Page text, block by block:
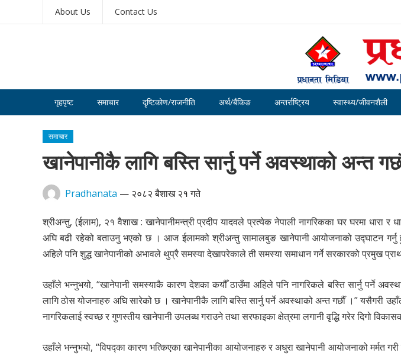
About Us Contact Us
गृहपृष्ट समाचार दृष्टिकोण/राजनीति अर्थ/बैंकिङ अन्तर्राष्ट्रिय स्वास्थ्य/जीवनशैली
समाचार
खानेपानीकै लागि बस्ति सार्नु पर्ने अवस्थाको अन्त
Pradhanata — २०८२ बैशाख २१ गते
श्रीअन्तु, (ईलाम), २१ वैशाख : खानेपानीमन्त्री प्रदीप यादवले प्रत्येक नेपाली नागरिकका घर घरमा धारा र
अघि बढी रहेको बताउनु भएको छ । आज ईलामको श्रीअन्तु सामालबुङ खानेपानी आयोजनाको उद्घाटन गर्नु
अहिले पनि शुद्ध खानेपानीको अभावले थुप्रै समस्या देखापरेकाले ती समस्या समाधान गर्ने सरकारको प्रमुख
उहाँले भन्नुभयो, “खानेपानी समस्याकै कारण देशका कयौँ ठाउँमा अहिले पनि नागरिकले बस्ति सार्नु पर्ने
लागि ठोस योजनाहरु अघि सारेको छ । खानेपानीकै लागि बस्ति सार्नु पर्ने अवस्थाको अन्त गर्छौँ ।” यसैगरी
नागरिकलाई स्वच्छ र गुणस्तीय खानेपानी उपलब्ध गराउने तथा सरफाइका क्षेत्रमा लगानी वृद्धि गरेर दिगो
उहाँले भन्नुभयो, “विपद्का कारण भत्किएका खानेपानीका आयोजनाहरु र अधुरा खानेपानी आयोजनाको मर्मत गरी